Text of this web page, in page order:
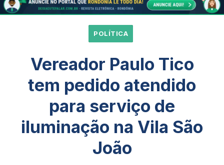
POLÍTICA
Vereador Paulo Tico
tem pedido atendido
para serviço de
iluminação na Vila São
João